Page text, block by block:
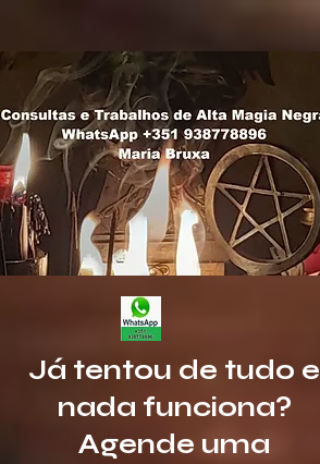
Já tentou de tudo e
nada funciona?
Agende uma